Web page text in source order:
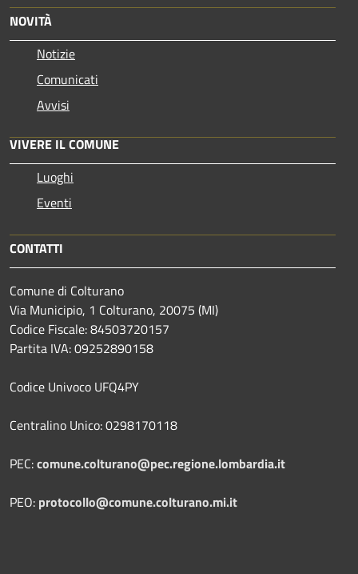
NOVITÀ
Notizie
Comunicati
Avvisi
VIVERE IL COMUNE
Luoghi
Eventi
CONTATTI
Comune di Colturano
Via Municipio, 1 Colturano, 20075 (MI)
Codice Fiscale: 84503720157
Partita IVA: 09252890158
Codice Univoco UFQ4PY
Centralino Unico: 0298170118
PEC:comune.colturano@pec.regione.lombardia.it
PEO: protocollo@comune.colturano.mi.it